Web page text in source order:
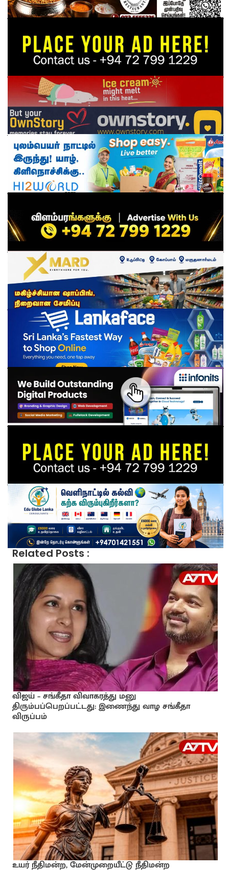
Related Posts :
விஜய் – சங்கீதா விவாகரத்து மனு
திரும்பப்பெறப்பட்டது: இணைந்து வாழ சங்கீதா
விருப்பம்
உயர் நீதிமன்ற, மேன்முறையீட்டு நீதிமன்ற